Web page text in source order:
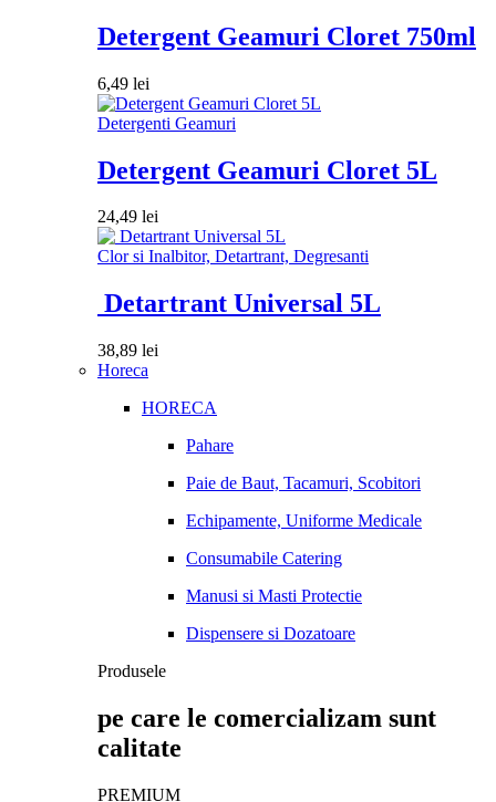
Detergent Geamuri Cloret 750ml
6,49 lei
Detergenti Geamuri
Detergent Geamuri Cloret 5L
24,49 lei
Clor si Inalbitor, Detartrant, Degresanti
Detartrant Universal 5L
38,89 lei
Horeca
HORECA
Pahare
Paie de Baut, Tacamuri, Scobitori
Echipamente, Uniforme Medicale
Consumabile Catering
Manusi si Masti Protectie
Dispensere si Dozatoare
Produsele
pe care le comercializam sunt
calitate
PREMIUM